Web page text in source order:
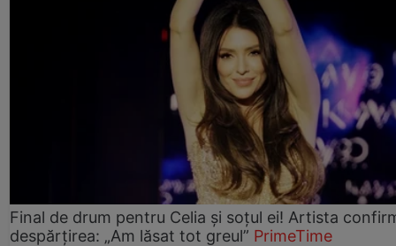
Final de drum pentru Celia și soțul ei! Artista
despărțirea: „Am lăsat tot greul” PrimeTime